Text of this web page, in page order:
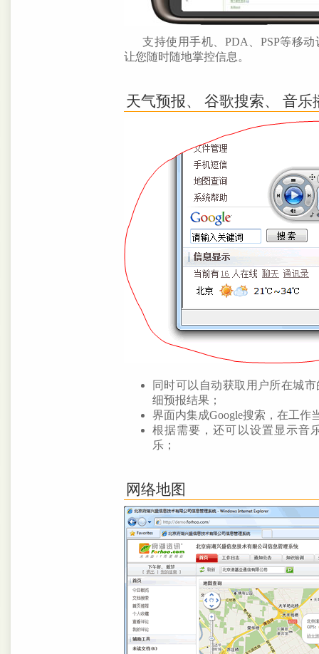
支持使用手机、PDA、PSP等移
让您随时随地掌控信息。
天气预报、 谷歌搜索、 音乐
同时可以自动获取用户所在城
细预报结果；
界面内集成Google搜索，在工作
根据需要，还可以设置显示音
乐；
网络地图